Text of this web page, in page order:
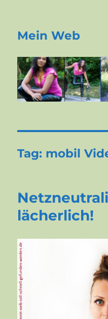
Mein Web
Tag: mobil
lächerlich!